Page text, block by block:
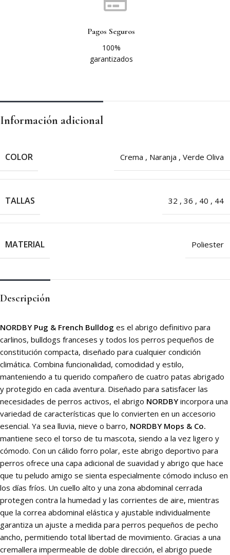
Pagos Seguros
100%
garantizados
Información adicional
COLOR Crema , Naranja , Verde Oliva
TALLAS 32 , 36 , 40 , 44
MATERIAL Poliester
Descripción
NORDBY Pug & French Bulldog es el abrigo definitivo para
carlinos, bulldogs franceses y todos los perros pequeños de
constitución compacta, diseñado para cualquier condición
climática. Combina funcionalidad, comodidad y estilo,
manteniendo a tu querido compañero de cuatro patas abrigado
y protegido en cada aventura. Diseñado para satisfacer las
necesidades de perros activos, el abrigo NORDBY incorpora una
variedad de características que lo convierten en un accesorio
esencial. Ya sea lluvia, nieve o barro, NORDBY Mops & Co.
mantiene seco el torso de tu mascota, siendo a la vez ligero y
cómodo. Con un cálido forro polar, este abrigo deportivo para
perros ofrece una capa adicional de suavidad y abrigo que hace
que tu peludo amigo se sienta especialmente cómodo incluso en
los días fríos. Un cuello alto y una zona abdominal cerrada
protegen contra la humedad y las corrientes de aire, mientras
que la correa abdominal elástica y ajustable individualmente
garantiza un ajuste a medida para perros pequeños de pecho
ancho, permitiendo total libertad de movimiento. Gracias a una
cremallera impermeable de doble dirección, el abrigo puede